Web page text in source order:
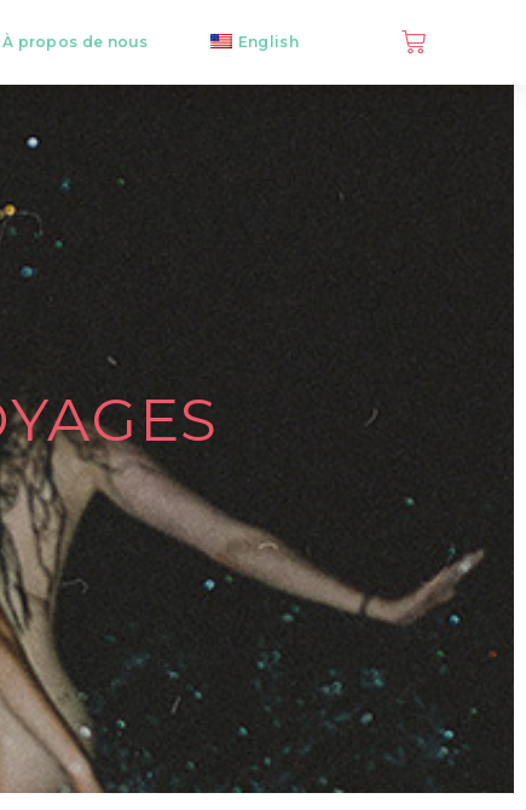
À propos de nous English